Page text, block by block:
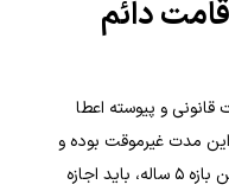
دائم
پس از ۵ سال اقامت قانونی و پیوسته اعطا
مدت غیرموقت بوده و
بدون وقفه مؤثر ادامه داشته باشد. در این بازه ۵ ساله، باید اجازه